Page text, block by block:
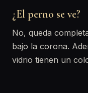
¿El perno se ve?
No, queda
bajo la corona.
vidrio tienen un